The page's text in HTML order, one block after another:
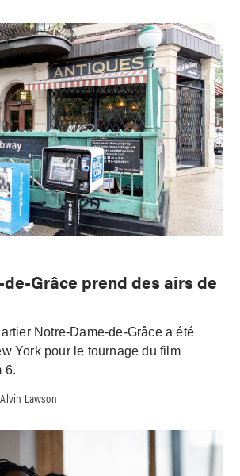
Grâce prend des airs de
Notre-Dame-de-Grâce a été
York pour le tournage du film
6.
Alvin Lawson